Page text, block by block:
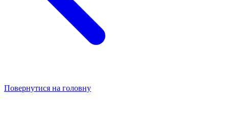
Повернутися на головну